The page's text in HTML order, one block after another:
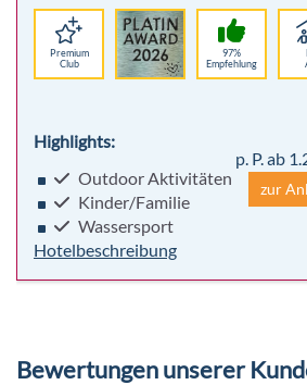
Premium
Club
97%
Empfehlung
Highlights:
Outdoor Aktivitäten
Kinder/Familie
Wassersport
Hotelbeschreibung
p. P. ab
zur
Bewertungen unserer